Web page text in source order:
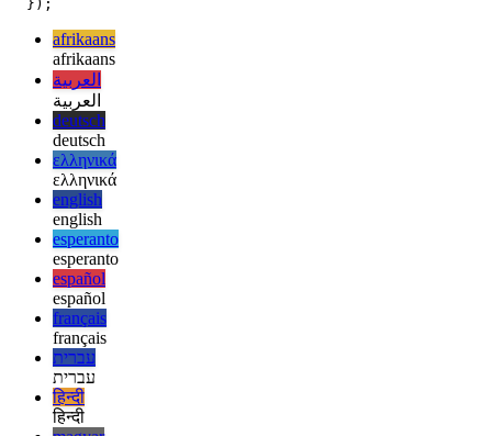
  })
    // always executed
afrikaans
afrikaans
العربية
العربية
deutsch
deutsch
ελληνικά
ελληνικά
english
english
esperanto
esperanto
español
español
français
français
עברית
עברית